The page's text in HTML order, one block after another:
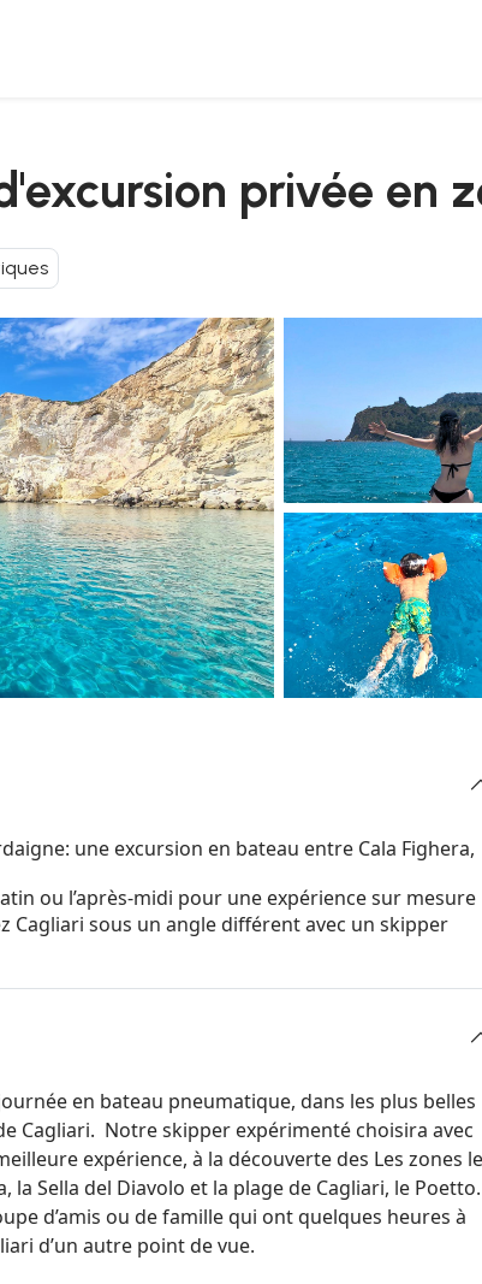
privée en
une excursion en bateau entre Cala Fighera,
ou l’après-midi pour une expérience sur mesure
Cagliari sous un angle différent avec un skipper
en bateau pneumatique, dans les plus belles
Cagliari. Notre skipper expérimenté choisira avec
expérience, à la découverte des Les zones
la Sella del Diavolo et la plage de Cagliari, le Poetto.
d’amis ou de famille qui ont quelques heures à
d’un autre point de vue.